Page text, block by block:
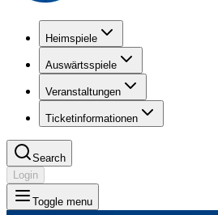
Heimspiele
Auswärtsspiele
Veranstaltungen
Ticketinformationen
Search
Login
Toggle menu